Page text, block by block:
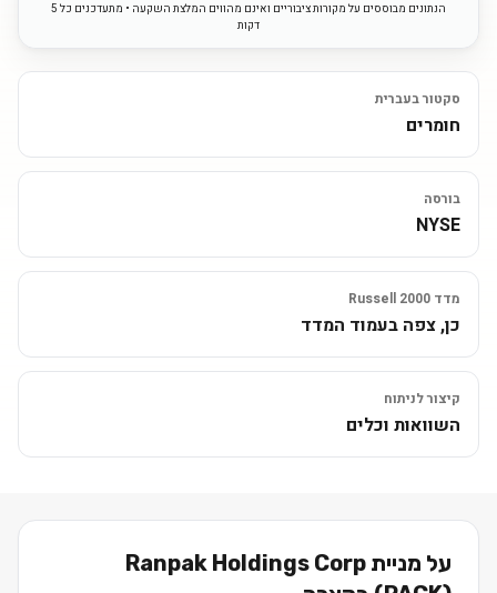
הנתונים מבוססים על מקורות ציבוריים ואינם מהווים המלצת השקעה • מתעדכנים כל 5
דקות
סקטור בעברית
חומרים
בורסה
NYSE
מדד Russell 2000
כן, צפה בעמוד המדד
קיצור לניתוח
השוואות וכלים
על מניית Ranpak Holdings Corp